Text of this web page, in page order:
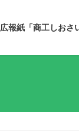
広報紙「商工しおさ